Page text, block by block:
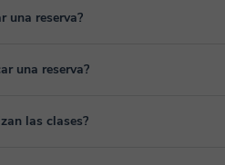
una reserva?
una reserva hasta un máximo de 8
una reserva?
surgir algún imprevisto, por lo que
las clases?